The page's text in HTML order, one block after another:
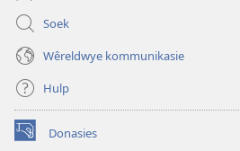
Soek
Wêreldwye kommunikasie
Hulp
Donasies
(maak